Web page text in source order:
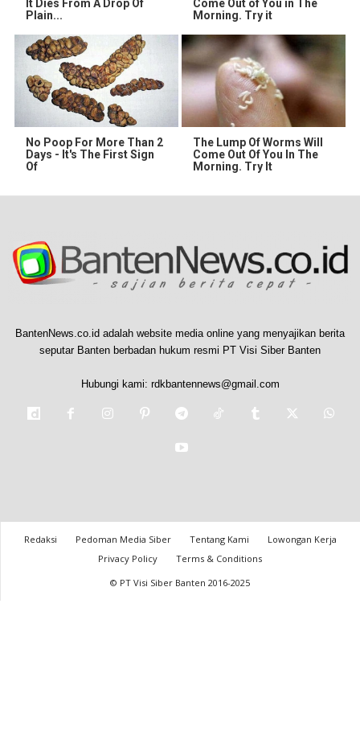
It Dies From A Drop Of
Plain...
Come Out of You in The
Morning. Try it
No Poop For More Than 2
Days - It's The First Sign
Of
The Lump Of Worms Will
Come Out Of You In The
Morning. Try It
BantenNews.co.id adalah website media online yang menyajikan berita
seputar Banten berbadan hukum resmi PT Visi Siber Banten
Hubungi kami: rdkbantennews@gmail.com
Redaksi Pedoman Media Siber Tentang Kami
Lowongan Kerja
Privacy Policy
Terms & Conditions
© PT Visi Siber Banten 2016-2025